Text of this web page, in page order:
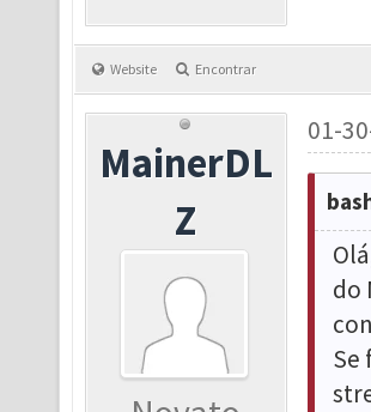
Website Encontrar
MainerDL
Z
01-
do
Se